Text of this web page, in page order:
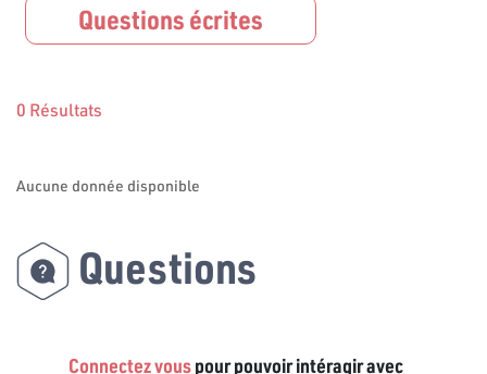
Questions écrites
0 Résultats
Aucune donnée disponible
Questions
Connectez vouspour pouvoir intéragir avec